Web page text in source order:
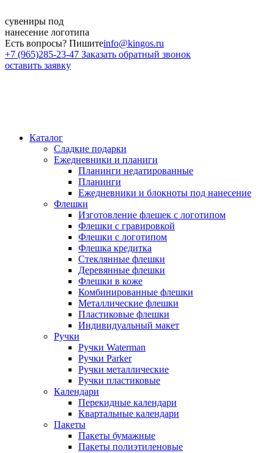
сувениры под
нанесение логотипа
Есть вопросы? Пишитеinfo@kingos.ru
+7 (965)285-23-47 Заказать обратный звонок
оставить заявку
Каталог
Сладкие подарки
Ежедневники и планиги
Планинги недатированные
Планинги
Ежедневники и блокноты под нанесение
Флешки
Изготовление флешек с логотипом
Флешки с гравировкой
Флешки с логотипом
Флешка кредитка
Стеклянные флешки
Деревянные флешки
Флешки в коже
Комбинированные флешки
Металлические флешки
Пластиковые флешки
Индивидуальный макет
Ручки
Ручки Waterman
Ручки Parker
Ручки металлические
Ручки пластиковые
Календари
Перекидные календари
Квартальные календари
Пакеты
Пакеты бумажные
Пакеты полиэтиленовые